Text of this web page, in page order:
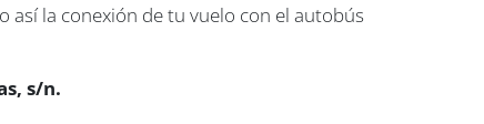
así la conexión de tu vuelo con el autobús
s/n.